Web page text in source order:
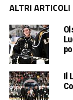
ALTRI
Il